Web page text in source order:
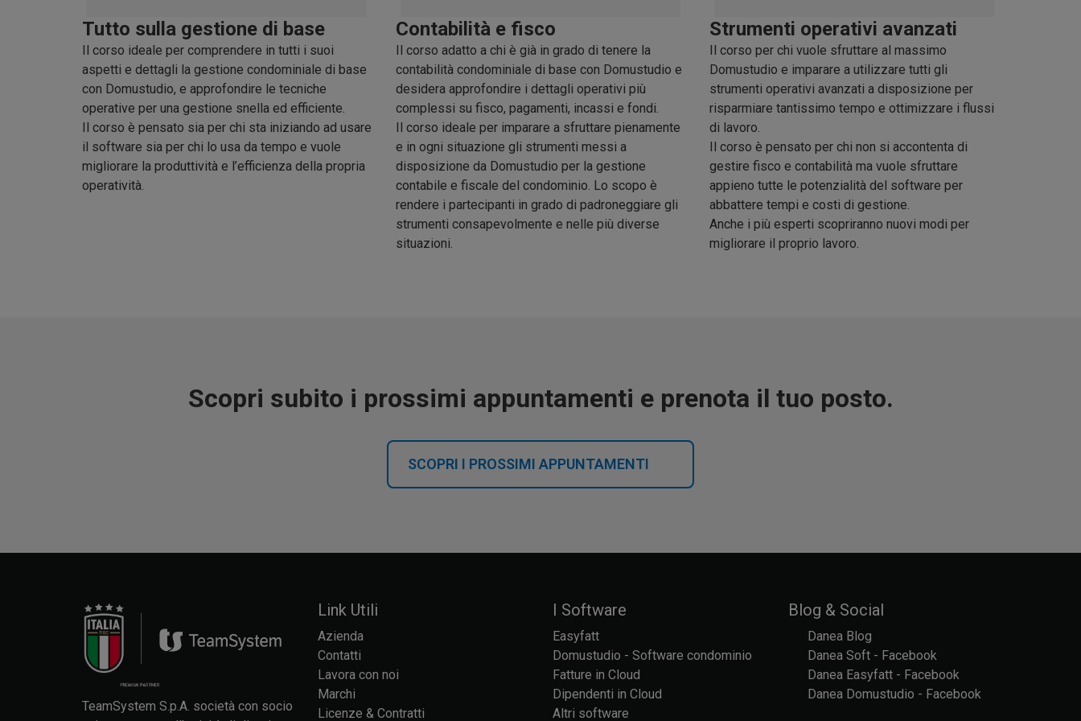
Tutto sulla gestione di base
Il corso ideale per comprendere in tutti i suoi
aspetti e dettagli la gestione condominiale di base
con Domustudio, e approfondire le tecniche
operative per una gestione snella ed efficiente.
Il corso è pensato sia per chi sta iniziando ad usare
il software sia per chi lo usa da tempo e vuole
migliorare la produttività e l’efficienza della propria
operatività.
Contabilità e fisco
Il corso adatto a chi è già in grado di tenere la
contabilità condominiale di base con Domustudio e
desidera approfondire i dettagli operativi più
complessi su fisco, pagamenti, incassi e fondi.
Il corso ideale per imparare a sfruttare pienamente
e in ogni situazione gli strumenti messi a
disposizione da Domustudio per la gestione
contabile e fiscale del condominio. Lo scopo è
rendere i partecipanti in grado di padroneggiare gli
strumenti consapevolmente e nelle più diverse
situazioni.
Strumenti operativi avanzati
Il corso per chi vuole sfruttare al massimo
Domustudio e imparare a utilizzare tutti gli
strumenti operativi avanzati a disposizione per
risparmiare tantissimo tempo e ottimizzare i flussi
di lavoro.
Il corso è pensato per chi non si accontenta di
gestire fisco e contabilità ma vuole sfruttare
appieno tutte le potenzialità del software per
abbattere tempi e costi di gestione.
Anche i più esperti scopriranno nuovi modi per
migliorare il proprio lavoro.
Scopri subito i prossimi appuntamenti e prenota il tuo posto.
SCOPRI I PROSSIMI APPUNTAMENTI
TeamSystem S.p.A. società con socio
Link Utili
Azienda
Contatti
Lavora con noi
Marchi
Licenze & Contratti
I Software
Easyfatt
Domustudio - Software condominio
Fatture in Cloud
Dipendenti in Cloud
Altri software
Blog & Social
Danea Blog
Danea Soft - Facebook
Danea Easyfatt - Facebook
Danea Domustudio - Facebook